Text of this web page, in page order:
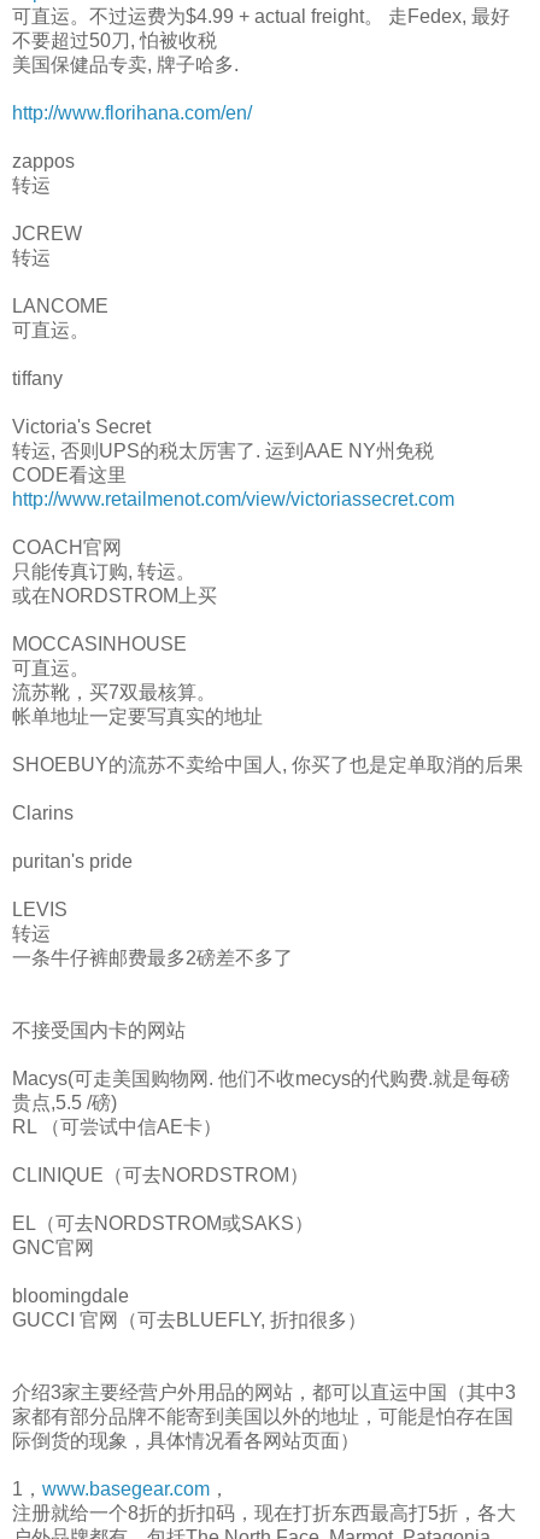
可直运。不过运费为$4.99 + actual freight。 走Fedex, 最好
不要超过50刀, 怕被收税
美国保健品专卖, 牌子哈多.
http://www.florihana.com/en/
zappos
转运
JCREW
转运
LANCOME
可直运。
tiffany
Victoria's Secret
转运, 否则UPS的税太厉害了. 运到AAE NY州免税
CODE看这里
http://www.retailmenot.com/view/victoriassecret.com
COACH官网
只能传真订购, 转运。
或在NORDSTROM上买
MOCCASINHOUSE
可直运。
流苏靴，买7双最核算。
帐单地址一定要写真实的地址
SHOEBUY的流苏不卖给中国人, 你买了也是定单取消的后果
Clarins
puritan's pride
LEVIS
转运
一条牛仔裤邮费最多2磅差不多了
不接受国内卡的网站
Macys(可走美国购物网. 他们不收mecys的代购费.就是每磅
贵点,5.5 /磅)
RL （可尝试中信AE卡）
CLINIQUE（可去NORDSTROM）
EL（可去NORDSTROM或SAKS）
GNC官网
bloomingdale
GUCCI 官网（可去BLUEFLY, 折扣很多）
介绍3家主要经营户外用品的网站，都可以直运中国（其中3
家都有部分品牌不能寄到美国以外的地址，可能是怕存在国
际倒货的现象，具体情况看各网站页面）
1， www.basegear.com ，
注册就给一个8折的折扣码，现在打折东西最高打5折，各大